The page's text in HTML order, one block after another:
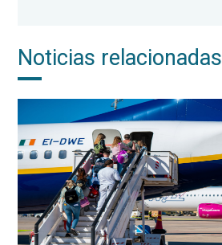
Noticias relacionadas